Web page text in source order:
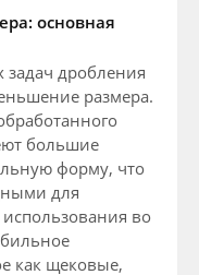
основная
дробления
размера.
большие
форму, что
для
во
как щековые,